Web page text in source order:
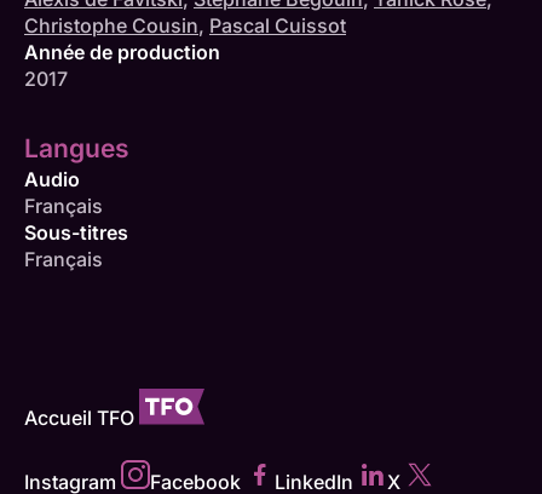
Christophe Cousin, Pascal Cuissot
Année de production
2017
Langues
Audio
Français
Sous-titres
Français
Accueil TFO
Instagram Facebook LinkedIn X